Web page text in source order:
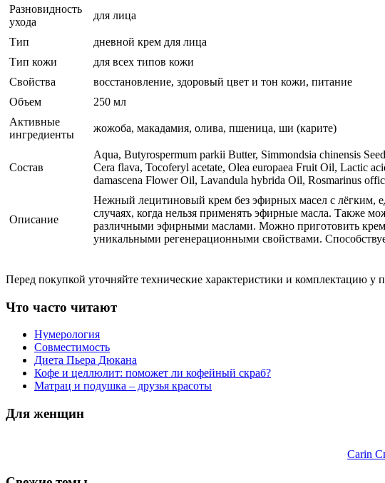
Разновидность
ухода
для лица
Тип
дневной крем для лица
Тип кожи
для всех типов кожи
Свойства
восстановление, здоровый цвет и тон кожи, питание
Объем
250 мл
Активные
ингредиенты
жожоба, макадамия, олива, пшеница, ши (карите)
Состав
Aqua, Butyrospermum parkii Butter, Simmondsia chinensis
Cera flava, Tocoferyl acetate, Olea europaea Fruit Oil, Lactic
damascena Flower Oil, Lavandula hybrida Oil, Rosmarinus
Описание
Нежный лецитиновый крем без эфирных масел с лёгким,
случаях, когда нельзя применять эфирные масла. Также
различными эфирными маслами. Можно приготовить крем
уникальными регенерационными свойствами.
Перед покупкой уточняйте технические характеристики и комплектацию у
Что часто читают
Нумерология
Совместимость
Диета Пьера Дюкана
Кофе и целлюлит: поможет ли кофейный скраб?
Матрац и подушка – друзья красоты
Для женщин
Carin